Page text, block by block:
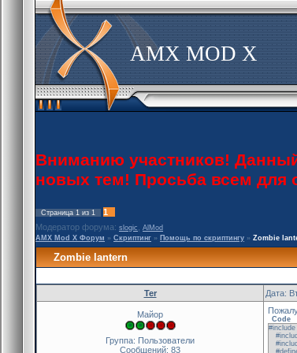
AMX MOD X
Вниманию участников!
новых тем! Просьба всем
Страница 1 из 1
1
Модератор форума: slogic
AlMod
AMX Mod X Форум » Скриптинг » Помощь по скриптингу » Zombie
Zombie lantern
Ter Дата:
Майор
Группа: Пользователи
Сообщений: 83
Code